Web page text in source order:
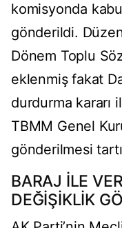
komisyonda
gönderildi.
Dönem Toplu
eklenmiş fakat
durdurma kararı
TBMM Genel
gönderilmesi
BARAJ İLE
DEĞİŞİKLİK